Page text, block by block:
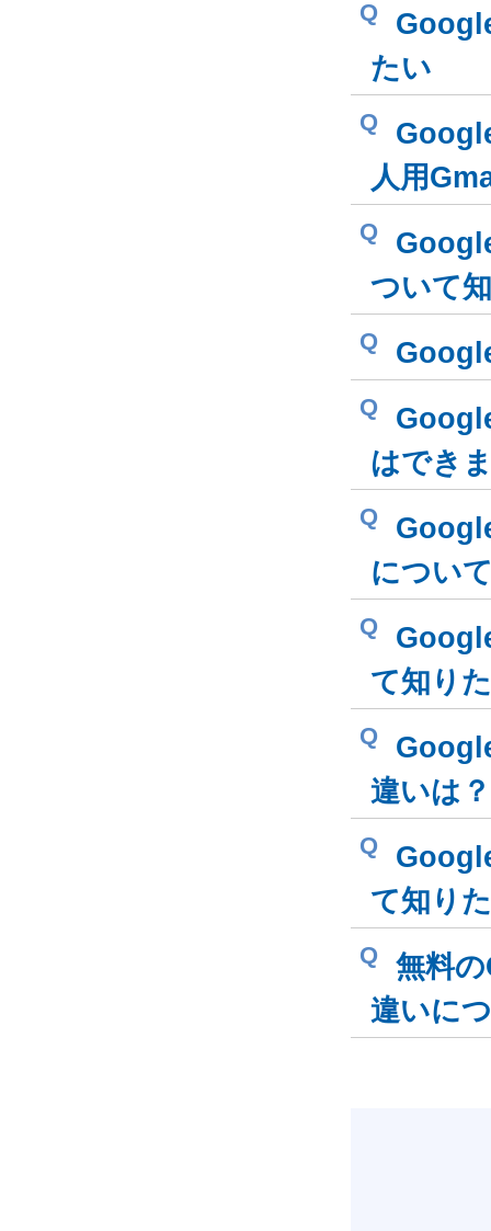
Q
たい
Q
人用
Q
ついて
Q
Q
はでき
Q
につい
Q
て知り
Q
違いは
Q
て知り
Q
無料
違いに